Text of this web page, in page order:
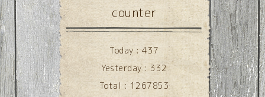
counter
Today :437
Yesterday :332
Total : 1267853